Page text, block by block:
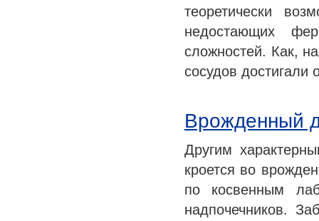
теоретически
недостающих
сложностей. Как,
сосудов
Врожденный
Другим
кроется во
по косвенным
надпочечников.